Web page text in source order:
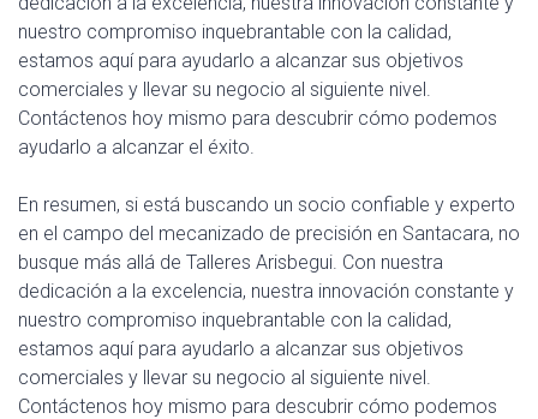
nuestro compromiso inquebrantable con la calidad,
estamos aquí para ayudarlo a alcanzar sus objetivos
comerciales y llevar su negocio al siguiente nivel.
Contáctenos hoy mismo para descubrir cómo podemos
ayudarlo a alcanzar el éxito.
En resumen, si está buscando un socio confiable y experto
en el campo del mecanizado de precisión en Santacara, no
busque más allá de Talleres Arisbegui. Con nuestra
dedicación a la excelencia, nuestra innovación constante y
nuestro compromiso inquebrantable con la calidad,
estamos aquí para ayudarlo a alcanzar sus objetivos
comerciales y llevar su negocio al siguiente nivel.
Contáctenos hoy mismo para descubrir cómo podemos